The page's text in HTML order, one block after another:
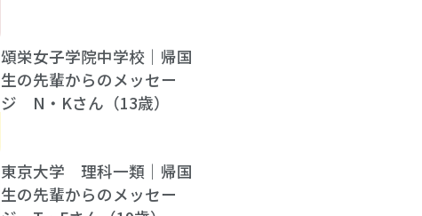
頌栄女子学院中学校｜帰国
生の先輩からのメッセー
ジ N・Kさん（13歳）
東京大学 理科一類｜帰国
生の先輩からのメッセー